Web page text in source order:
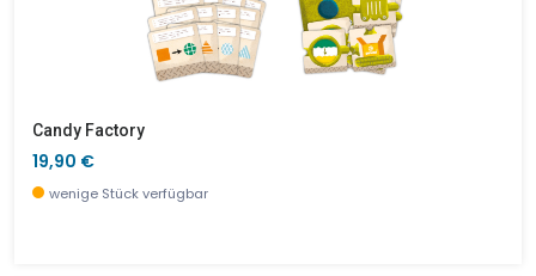
Candy Factory
19,90 €
wenige Stück verfügbar